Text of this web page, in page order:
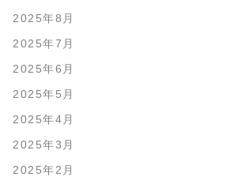
2025年8月
2025年7月
2025年6月
2025年5月
2025年4月
2025年3月
2025年2月